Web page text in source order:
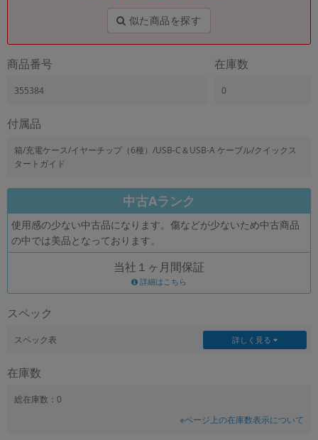
似た商品を探す
商品番号
355384
在庫数
0
付属品
箱/充電ケース/イヤーチップ（6種）/USB-C＆USB-A ケーブル/クイックス
タートガイド
中古Aランク
使用感の少ない中古品になります。傷などが少ないため中古商品
の中では美品となっております。
当社１ヶ月間保証
詳細はこちら
スペック
スペック表 詳しく見る
在庫数
総在庫数：0
※ページ上の在庫数表示について
メーカー
「Apple」「SONY」「SHARP」など
機能・特徴
ドライブ
ランク
商品状態の絞り込み
「新品」「未使用」「中古」など
OS
OSの絞り込み
メモリ